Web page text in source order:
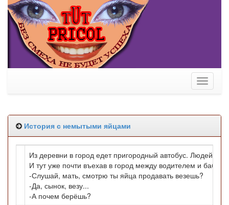
Toggle
История с немытыми яйцами
Из деревни в город едет пригородный автобус. Людей
И тут уже почти въехав в город между водителем и
-Слушай, мать, смотрю ты яйца продавать везешь?
-Да, сынок, везу...
-А почем берёшь?